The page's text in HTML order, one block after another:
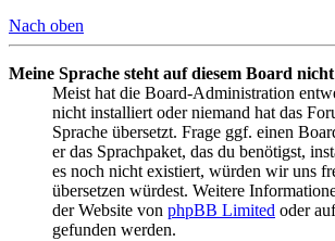
Nach oben
Meine Sprache steht auf diesem Board
Meist hat die Board-Administration
nicht installiert oder niemand hat das
Sprache übersetzt. Frage ggf. einen
er das Sprachpaket, das du benötigst,
es noch nicht existiert, würden wir uns
übersetzen würdest. Weitere
der Website von phpBB Limited oder
gefunden werden.